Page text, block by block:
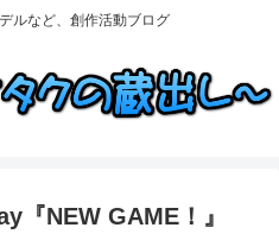
ルなど、創作活動ブログ
NEW GAME！』